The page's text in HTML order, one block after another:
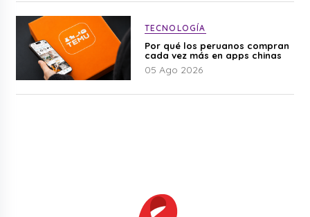
TECNOLOGÍA
Por qué los peruanos compran
cada vez más en apps chinas
05 Ago 2026